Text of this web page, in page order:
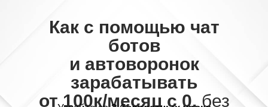
Как с помощью чат
ботов
и автоворонок
зарабатывать
от 100к/месяц с 0,без